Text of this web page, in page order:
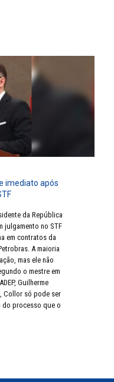
imediato após
da República
julgamento no STF
em contratos da
A maioria
mas ele não
o mestre em
Guilherme
Collor só pode ser
processo que o